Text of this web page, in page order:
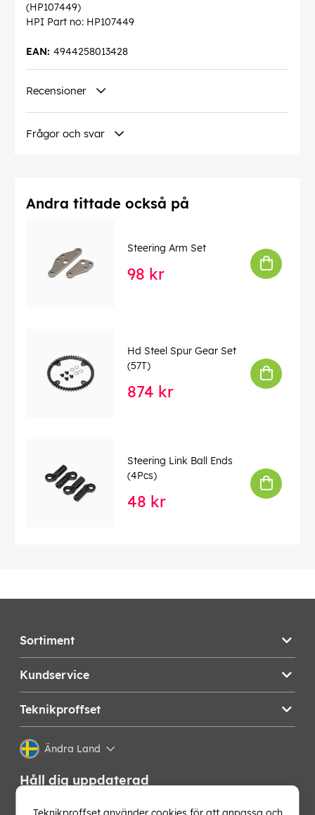
(HP107449)
HPI Part no: HP107449
4944258013428
EAN:
Recensioner
Frågor och svar
Andra tittade också på
Steering Arm Set
98 kr
Hd Steel Spur Gear Set
(57T)
874 kr
Steering Link Ball Ends
(4Pcs)
48 kr
Sortiment
Kundservice
Teknikproffset
Ändra Land
Håll dig uppdaterad
Få de senaste nyheterna, hetaste erbjudandena och